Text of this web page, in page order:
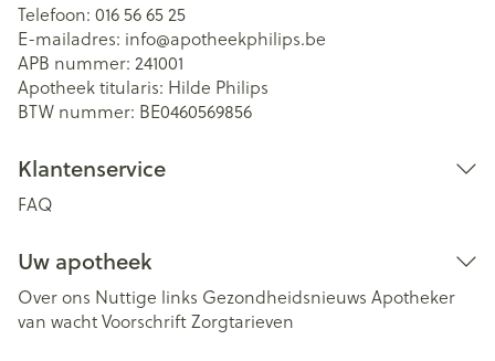
Telefoon: 016 56 65 25
E-mailadres: info@apotheekphilips.be
APB nummer: 241001
Apotheek titularis: Hilde Philips
BTW nummer: BE0460569856
Klantenservice
FAQ
Uw apotheek
Over ons Nuttige links Gezondheidsnieuws Apotheker
van wachtVoorschriftZorgtarieven